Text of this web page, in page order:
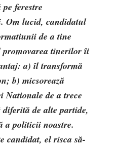
ferestre
Om lucid, candidatul
de a tine
promovarea tinerilor îi
a) îl transformă
b) micsorează
Nationale de a trece
de alte partide,
a politicii noastre.
candidat, el risca să-